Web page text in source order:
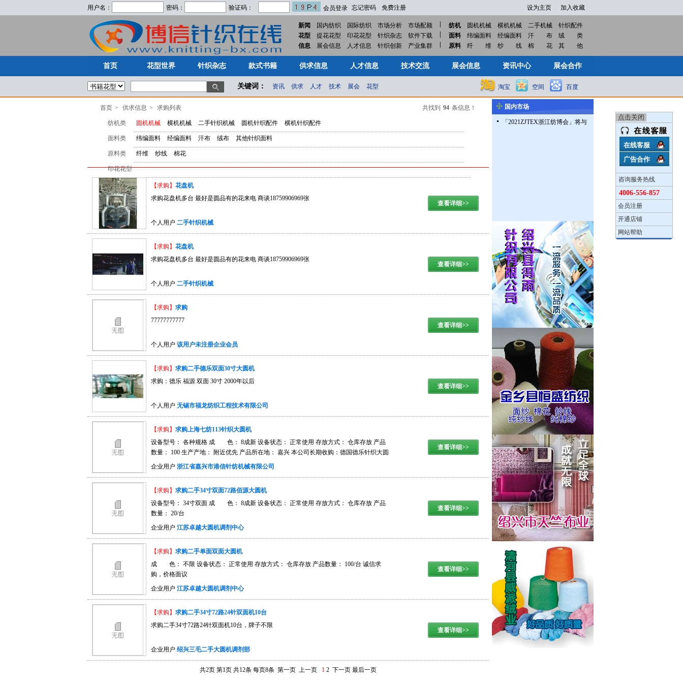
在线客服
广告合作
咨询服务热线
4006-556-857
•会员注册
•开通店铺
• 网站帮助
用户名： 密码： 验证码： 会员登录 忘记密码 免费注册 设为主页 加入收藏
新闻 国内纺织 国际纺织 市场分析 市场配额 纺机 圆机机械 横机机械 二手机械
针织配件
花型
提花花型 印花花型 针织杂志 软件下载 面料 纬编面料 经编面料 汗 布 绒
类
信息
展会信息 人才信息 针织创新 产业集群 原料 纤 维 纱 线 棉 花 其 他
首页
首页
花型世界
花型世界
针织杂志
针织杂志
款式书籍
款式书籍
供求信息
供求信息
人才信息
人才信息
技术交流
技术交流
展会信息
展会信息
资讯中心
资讯中心
展会合作
展会合作
关键词： 资讯 供求 人才 技术 展会 花型 淘宝 空间 百度
首页 > 供求信息 > 求购列表 共找到 94 条信息！
纺机类 圆机机械 横机机械 二手针织机械 圆机针织配件 横机针织配件
面料类 纬编面料 经编面料 汗布 绒布 其他针织面料
原料类 纤维 纱线 棉花
印花花型
【求购】 花盘机
求购花盘机多台 最好是圆品有的花来电 商谈18759906969张
个人用户 二手针织机械
查看详细>>
【求购】 花盘机
求购花盘机多台 最好是圆品有的花来电 商谈18759906969张
个人用户 二手针织机械
查看详细>>
【求购】 求购
77777777777
个人用户 该用户未注册企业会员
查看详细>>
【求购】 求购二手德乐双面30寸大圆机
求购：德乐 福源 双面 30寸 2000年以后
个人用户 无锡市福龙纺织工程技术有限公司
查看详细>>
【求购】 求购上海七纺113针织大圆机
设备型号： 各种规格 成 色： 8成新 设备状态： 正常使用 存放方式： 仓库存放 产品
数量： 100 生产产地： 附近优先 产品所在地： 嘉兴 本公司长期收购：德国德乐针织大圆
机，德国迈耶针织大圆机，日本福原针织大圆机，台湾产针织大圆机，新加坡利达针织大
企业用户 浙江省嘉兴市港信针纺机械有限公司
查看详细>>
【求购】 求购二手34寸双面72路佰源大圆机
设备型号： 34寸双面 成 色： 8成新 设备状态： 正常使用 存放方式： 仓库存放 产品
数量： 20/台
企业用户 江苏卓越大圆机调剂中心
查看详细>>
【求购】 求购二手单面双面大圆机
成 色： 不限 设备状态： 正常使用 存放方式： 仓库存放 产品数量： 100/台 诚信求
购，价格面议
企业用户 江苏卓越大圆机调剂中心
查看详细>>
【求购】 求购二手34寸72路24针双面机10台
求购二手34寸72路24针双面机10台，牌子不限
企业用户 绍兴三毛二手大圆机调剂部
查看详细>>
共2页 第1页 共12条 每页8条 第一页 上一页 1 2 下一页 最后一页
国内市场
「2021ZJTEX浙江纺博会」将与